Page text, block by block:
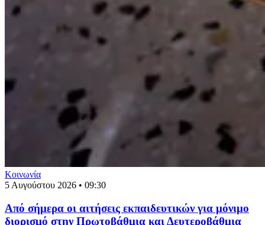
Κοινωνία
5 Αυγούστου 2026 • 09:30
Από σήμερα οι αιτήσεις εκπαιδευτικών για μόνιμο
διορισμό στην Πρωτοβάθμια και Δευτεροβάθμια